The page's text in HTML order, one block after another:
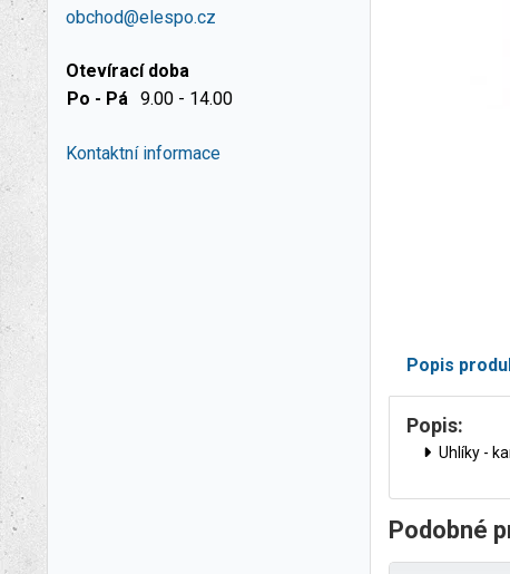
obchod@elespo.cz
Otevírací doba
Po - Pá 9.00 - 14.00
Kontaktní informace
Popis
Popis:
Uhlíky -
Podobné